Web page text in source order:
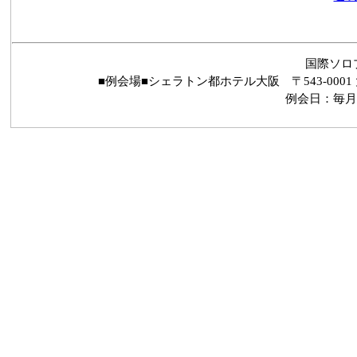
国際ソ
■例会場■シェラトン都ホテル大阪 〒543-
例会日：毎